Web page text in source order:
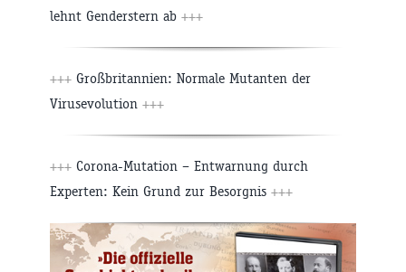
lehnt Genderstern ab +++
+++ Großbritannien: Normale Mutanten der
Virusevolution +++
+++ Corona-Mutation – Entwarnung durch
Experten: Kein Grund zur Besorgnis +++